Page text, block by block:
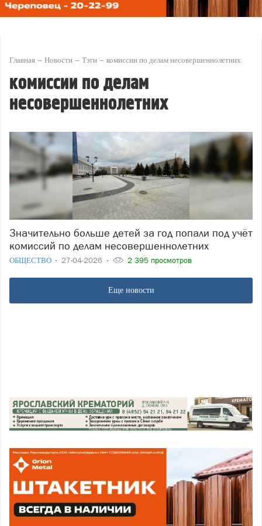
Главная Новости Тэги комиссии по делам несовершеннолетних
комиссии по делам
несовершеннолетних
Значительно больше детей за год попали под учёт
комиссий по делам несовершеннолетних
ОБЩЕСТВО 27-04-2026 2 395 просмотров
Еще новости